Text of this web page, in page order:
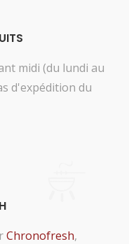
midi (du lundi au
d'expédition du
Chronofresh,